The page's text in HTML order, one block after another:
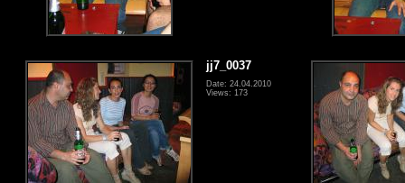
jj7_0037
Date: 24.04.2010
Views: 173